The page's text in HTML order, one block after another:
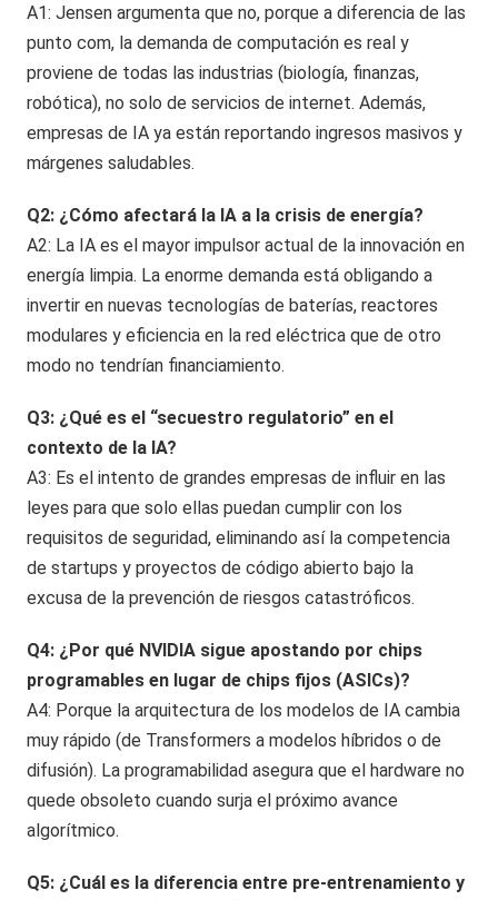
A1: Jensen argumenta que no, porque a diferencia de las
punto com, la demanda de computación es real y
proviene de todas las industrias (biología, finanzas,
robótica), no solo de servicios de internet. Además,
empresas de IA ya están reportando ingresos masivos y
márgenes saludables.
Q2: ¿Cómo afectará la IA a la crisis de energía?
A2: La IA es el mayor impulsor actual de la innovación en
energía limpia. La enorme demanda está obligando a
invertir en nuevas tecnologías de baterías, reactores
modulares y eficiencia en la red eléctrica que de otro
modo no tendrían financiamiento.
Q3: ¿Qué es el “secuestro regulatorio” en el
contexto de la IA?
A3: Es el intento de grandes empresas de influir en las
leyes para que solo ellas puedan cumplir con los
requisitos de seguridad, eliminando así la competencia
de startups y proyectos de código abierto bajo la
excusa de la prevención de riesgos catastróficos.
Q4: ¿Por qué NVIDIA sigue apostando por chips
programables en lugar de chips fijos (ASICs)?
A4: Porque la arquitectura de los modelos de IA cambia
muy rápido (de Transformers a modelos híbridos o de
difusión). La programabilidad asegura que el hardware no
quede obsoleto cuando surja el próximo avance
algorítmico.
Q5: ¿Cuál es la diferencia entre pre-entrenamiento y